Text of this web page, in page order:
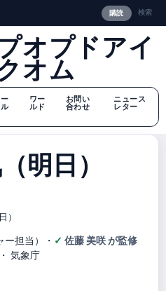
購読 検索
オプドアイ
オム
ワー
ルド
お問い
合わせ
ニュース
レター
明日）
）
ー担当） ・ 佐藤 美咲 が監修
・ 気象庁